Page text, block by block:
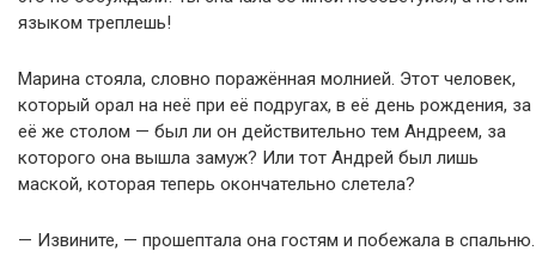
языком треплешь!
Марина стояла, словно поражённая молнией. Этот человек,
который орал на неё при её подругах, в её день рождения, за
её же столом — был ли он действительно тем Андреем, за
которого она вышла замуж? Или тот Андрей был лишь
маской, которая теперь окончательно слетела?
— Извините, — прошептала она гостям и побежала в спальню.